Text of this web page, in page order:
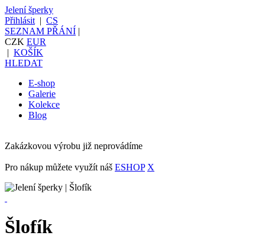
Jelení šperky
Přihlásit | CS
SEZNAM PŘÁNÍ |
CZK EUR
| KOŠÍK
HLEDAT
E-shop
Galerie
Kolekce
Blog
Zakázkovou výrobu již neprovádíme
Pro nákup můžete využít náš ESHOP X
Šlofík